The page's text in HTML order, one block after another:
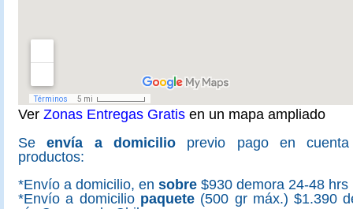
Ver Zonas Entregas Gratis en un mapa ampliado
Seenvía a domicilio previo pago en
productos:
*Envío a domicilio, en sobre $930 demora 24-48 hrs
*Envío a domicilio paquete(500 gr máx.) $1.390